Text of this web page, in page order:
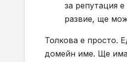
за репутация
развие, ще
Толкова е просто.
домейн име. Ще